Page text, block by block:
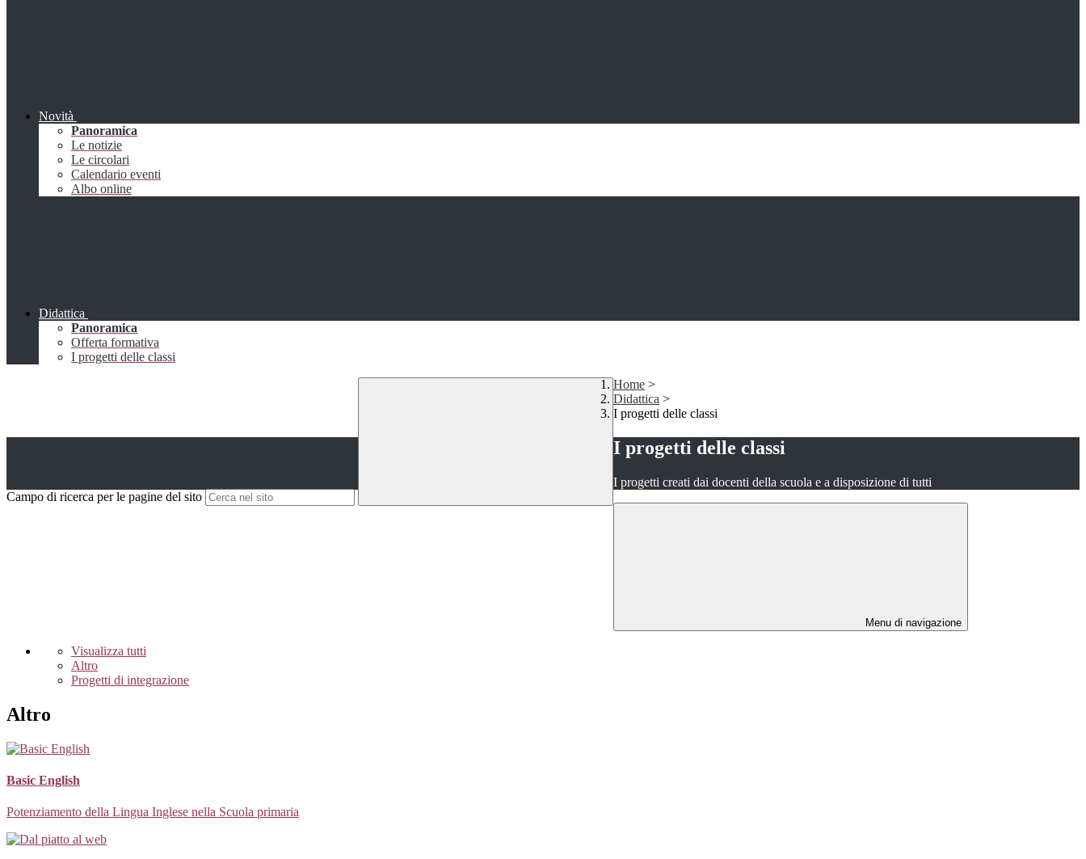
Novità
Panoramica
Le notizie
Le circolari
Calendario eventi
Albo online
Didattica
Panoramica
Offerta formativa
I progetti delle classi
Campo di ricerca per le pagine del sito
Home >
Didattica >
I progetti delle classi
I progetti delle classi
I progetti creati dai docenti della scuola e a disposizione di tutti
Menu di navigazione
Visualizza tutti
Altro
Progetti di integrazione
Altro
Basic English
Potenziamento della Lingua Inglese nella Scuola primaria